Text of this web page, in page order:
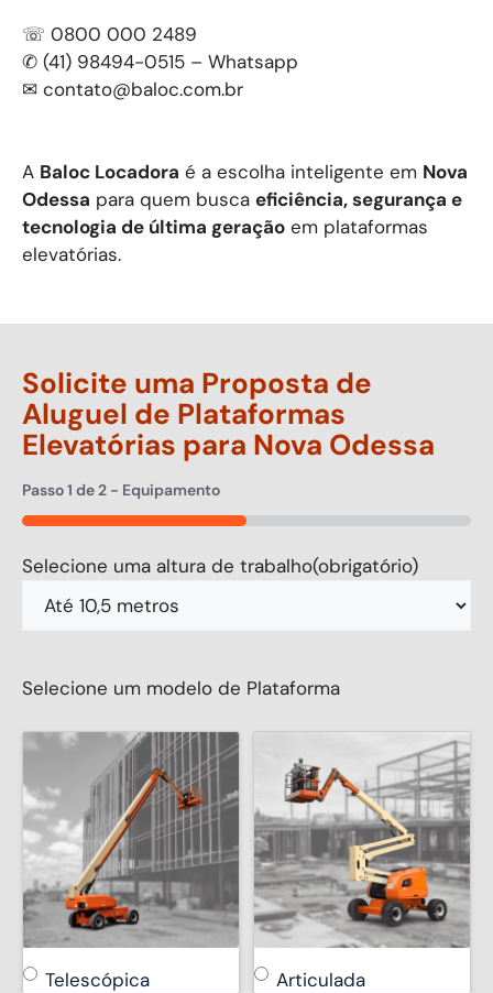
☏ 0800 000 2489
✆ (41) 98494-0515 – Whatsapp
✉ contato@baloc.com.br
A Baloc Locadora é a escolha inteligente em Nova
Odessa para quem busca eficiência, segurança e
tecnologia de última geração em plataformas
elevatórias.
Solicite uma Proposta de
Aluguel de Plataformas
Elevatórias para Nova Odessa
Passo1 de2 - Equipamento
50%
Selecione uma altura de trabalho(obrigatório)
Selecione um modelo de Plataforma
Telescópica Articulada